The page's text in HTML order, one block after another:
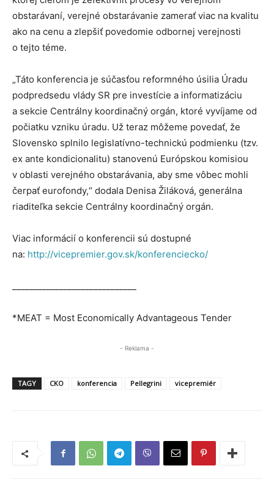
obstarávaní, verejné obstarávanie zamerať viac na kvalitu
ako na cenu a zlepšiť povedomie odbornej verejnosti
o tejto téme.
„Táto konferencia je súčasťou reformného úsilia Úradu
podpredsedu vlády SR pre investície a informatizáciu
a sekcie Centrálny koordinačný orgán, ktoré vyvíjame od
počiatku vzniku úradu. Už teraz môžeme povedať, že
Slovensko splnilo legislatívno-technickú podmienku (tzv.
ex ante kondicionalitu) stanovenú Európskou komisiou
v oblasti verejného obstarávania, aby sme vôbec mohli
čerpať eurofondy,“ dodala Denisa Žiláková, generálna
riaditeľka sekcie Centrálny koordinačný orgán.
Viac informácií o konferencii sú dostupné
na: http://vicepremier.gov.sk/konferenciecko/
*MEAT = Most Economically Advantageous Tender
- Reklama -
TAGY CKO konferencia Pellegrini vicepremiér